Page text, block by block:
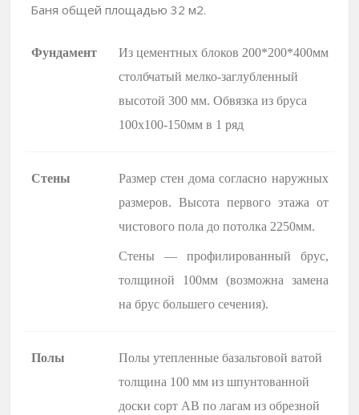
Баня общей площадью 32 м2.
Фундамент
Из цементных блоков 200*200*400мм
столбчатый мелко-заглубленный
высотой 300 мм. Обвязка из бруса
100х100-150мм в 1 ряд
Стены
Размер стен дома согласно наружных
размеров. Высота первого этажа от
чистового пола до потолка 2250мм.
Стены — профилированный брус,
толщиной 100мм (возможна замена
на брус большего сечения).
Полы
Полы утепленные базальтовой ватой
толщина 100 мм из шпунтованной
доски сорт АВ по лагам из обрезной